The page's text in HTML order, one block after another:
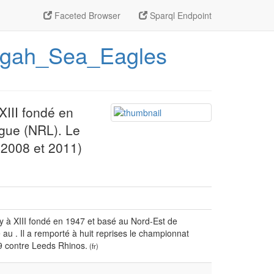
Faceted Browser Sparql Endpoint
fondé en
(NRL). Le
et 2011)
à XIII fondé en 1947 et basé au Nord-Est de
. Il a remporté à huit reprises le championnat
contre Leeds Rhinos. (fr)